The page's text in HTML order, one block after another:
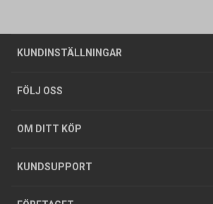
KUNDINSTÄLLNINGAR
Företagskund / Privatkund
FÖLJ OSS
OM DITT KÖP
Allmänna försäljningsvillkor
Integritetspolicy
GDPR
KUNDSUPPORT
Butiker
Foldrar och kataloger
Köpguider
Varumärken
Om oss
Tjänster
Hållbarhet
Jobba hos oss